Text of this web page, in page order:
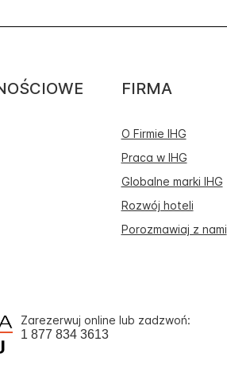
FIRMA
O Firmie IHG
Praca w IHG
Globalne marki IHG
Rozwój hoteli
Porozmawiaj z nami
Zarezerwuj online lub zadzwoń:
1 877 834 3613